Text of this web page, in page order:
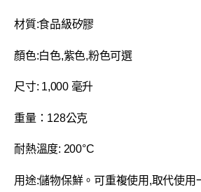
材質:食品級矽膠
顏色:白色,紫色,粉色可選
尺寸: 1,000 毫升
重量：128公克
耐熱溫度: 200°C
用途:儲物保鮮。可重複使用,取代使用